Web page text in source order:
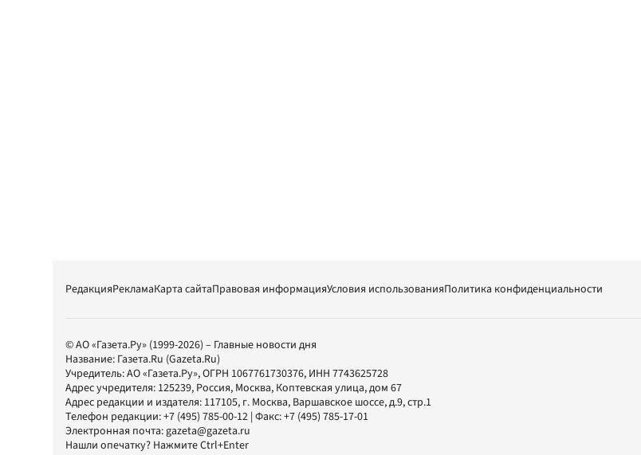
РедакцияРекламаКарта сайтаПравовая информацияУсловия использованияПолитика конфиденциальности
© АО «Газета.Ру» (1999-2026) – Главные новости дня
Название: Газета.Ru (Gazeta.Ru)
Учредитель:АО «Газета.Ру», ОГРН 1067761730376, ИНН 7743625728
Адрес учредителя: 125239, Россия, Москва, Коптевская улица, дом 67
Адрес редакции и издателя: 117105, г. Москва, Варшавское шоссе, д.9, стр.1
Телефон редакции:+7 (495) 785-00-12 | Факс:+7 (495) 785-17-01
Электронная почта:gazeta@gazeta.ru
Нашли опечатку? Нажмите Ctrl+Enter